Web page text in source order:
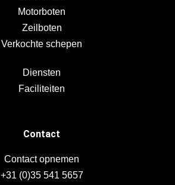
Motorboten
Zeilboten
Verkochte schepen
Diensten
Faciliteiten
Contact
Contact opnemen
+31 (0)35 541 5657